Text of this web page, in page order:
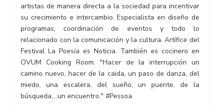
artistas de manera directa a la sociedad para incentivar
su crecimiento e intercambio. Especialista en diseño de
programas, coordinación de eventos y todo lo
relacionado con la comunicación y la cultura. Artífice del
Festival La Poesía es Noticia. También es cocinero en
OVUM Cooking Room. "Hacer de la interrupción un
camino nuevo, hacer de la caida, un paso de danza, del
miedo, una escalera, del sueño, un puente, de la
búsqueda,...un encuentro." #Pessoa